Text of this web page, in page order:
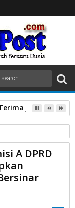
Jabatan PJU
Harapkan
A DPRD